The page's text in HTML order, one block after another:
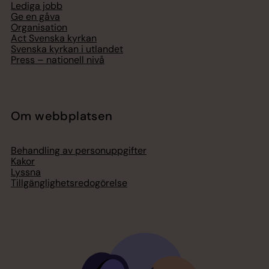
Lediga jobb
Ge en gåva
Organisation
Act Svenska kyrkan
Svenska kyrkan i utlandet
Press – nationell nivå
Om webbplatsen
Behandling av personuppgifter
Kakor
Lyssna
Tillgänglighetsredogörelse